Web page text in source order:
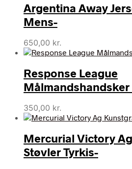
Argentina Away
Mens-
650,00 kr.
Response League
Målmandshandsker
350,00 kr.
Mercurial Victory
Støvler Tyrkis-